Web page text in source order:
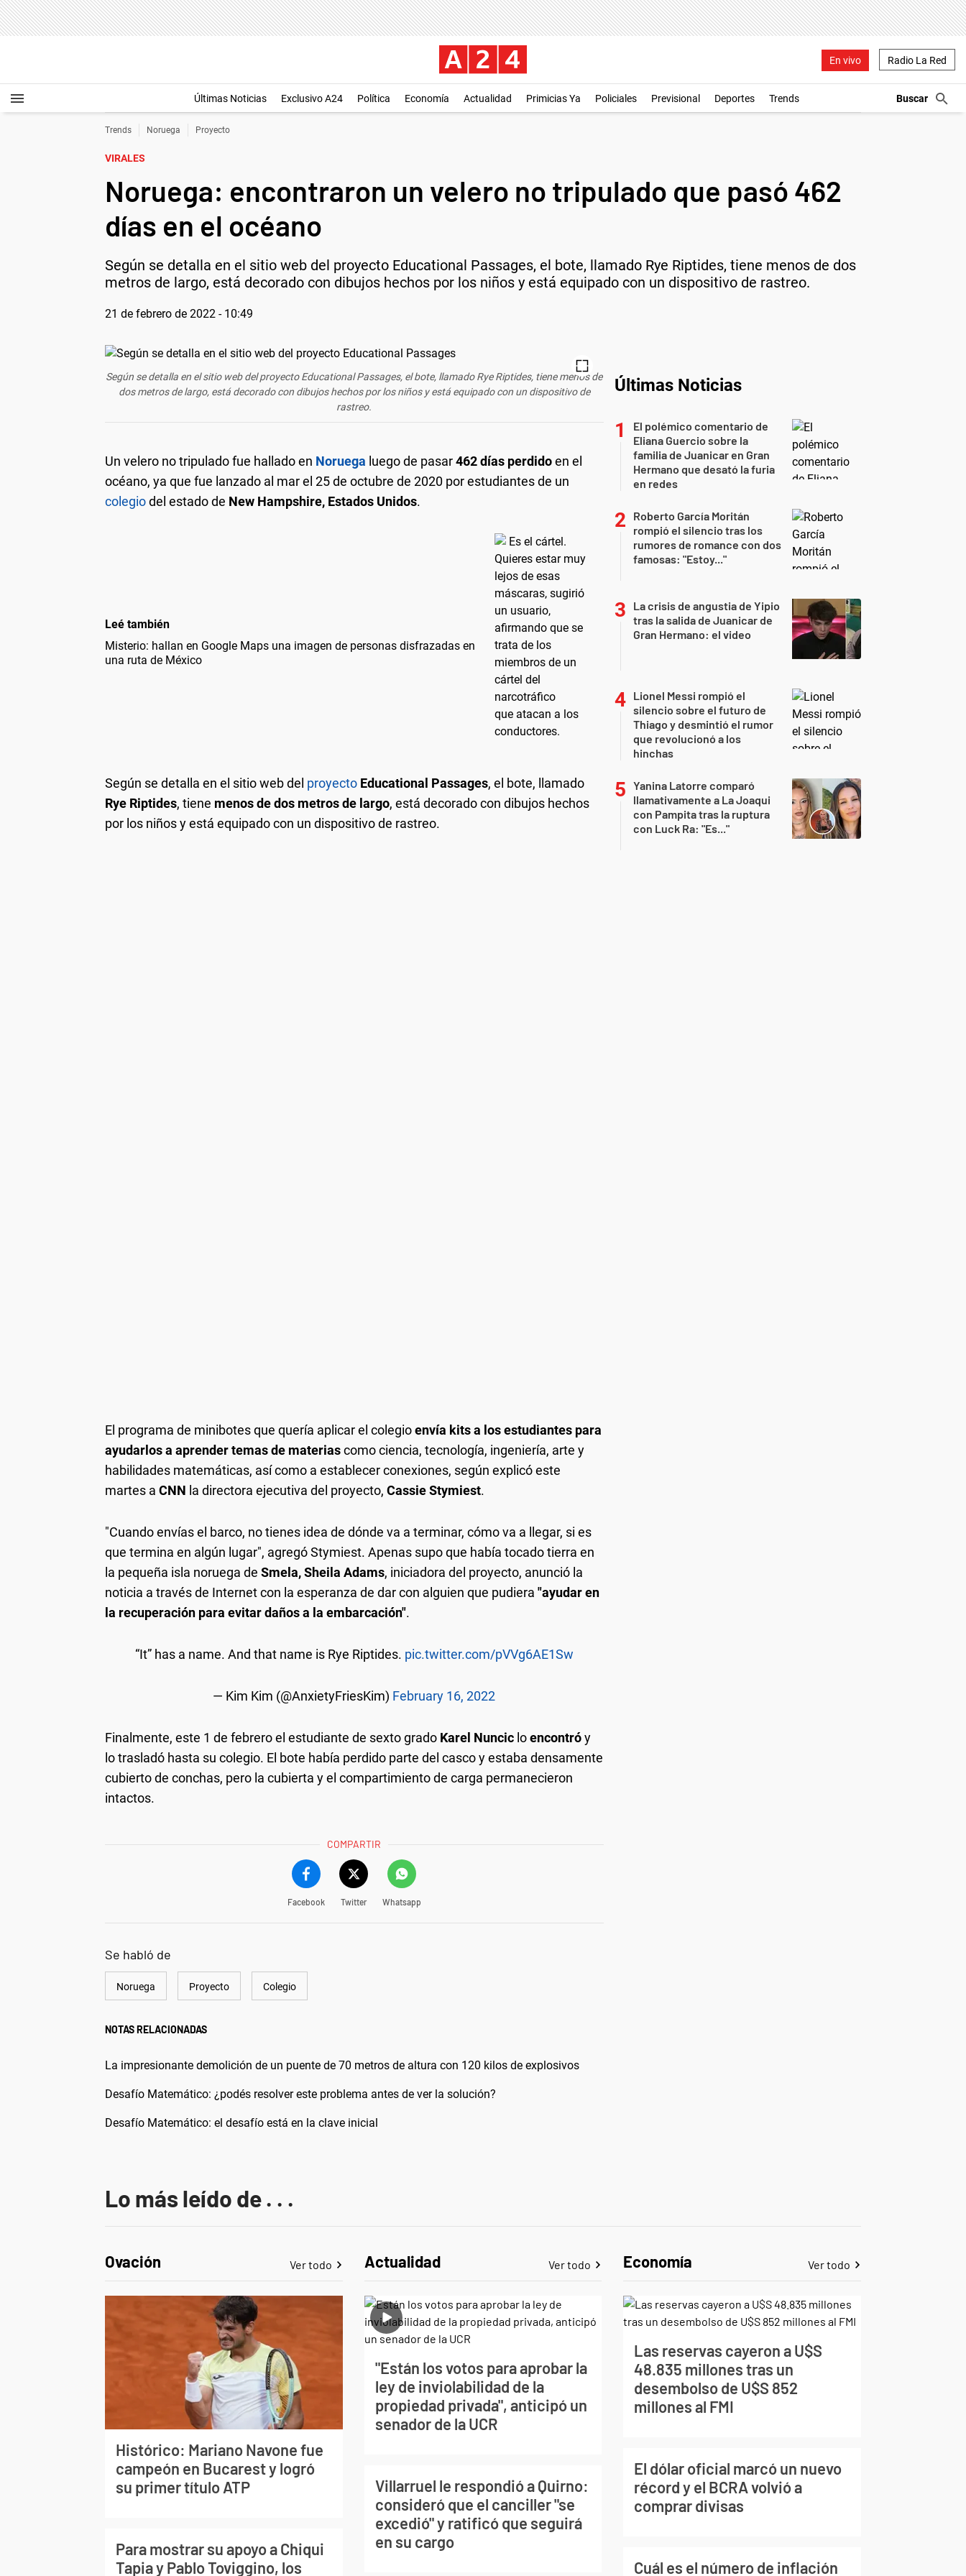
En vivo Radio La Red
Últimas Noticias Exclusivo A24 Política Economía Actualidad Primicias Ya Policiales Previsional Deportes Trends
Trends Noruega Proyecto
VIRALES
Noruega: encontraron un velero no tripulado que pasó 462
días en el océano
Según se detalla en el sitio web del proyecto Educational Passages, el bote, llamado Rye Riptides, tiene menos de dos
metros de largo, está decorado con dibujos hechos por los niños y está equipado con un dispositivo de rastreo.
21 de febrero de 2022 - 10:49
Según se detalla en el sitio web del proyecto Educational Passages, el bote, llamado Rye Riptides, tiene menos de
dos metros de largo, está decorado con dibujos hechos por los niños y está equipado con un dispositivo de
rastreo.
Un velero no tripulado fue hallado en Noruega luego de pasar462 días perdidoen el
océano, ya que fue lanzado al mar el 25 de octubre de 2020 por estudiantes de un
colegiodel estado de New Hampshire, Estados Unidos.
Leé también
Misterio: hallan en Google Maps una imagen de personas disfrazadas en
una ruta de México
Según se detalla en el sitio web del proyecto Educational Passages, el bote, llamado
Rye Riptides, tiene menos de dos metros de largo, está decorado con dibujos hechos
por los niños y está equipado con un dispositivo de rastreo.
El programa de minibotes que quería aplicar el colegioenvía kits a los estudiantes para
ayudarlos a aprender temas de materiascomo ciencia, tecnología, ingeniería, arte y
habilidades matemáticas, así como a establecer conexiones, según explicó este
martes a CNN la directora ejecutiva del proyecto, Cassie Stymiest.
"Cuando envías el barco, no tienes idea de dónde va a terminar, cómo va a llegar, si es
que termina en algún lugar", agregó Stymiest. Apenas supo que había tocado tierra en
la pequeña isla noruega de Smela,Sheila Adams, iniciadora del proyecto, anunció la
noticia a través de Internet con la esperanza de dar con alguien que pudiera "ayudar en
la recuperación para evitar daños a la embarcación".
“It” has a name. And that name is Rye Riptides. pic.twitter.com/pVVg6AE1Sw
— Kim Kim (@AnxietyFriesKim) February 16, 2022
Finalmente, este 1 de febrero el estudiante de sexto grado Karel Nuncic loencontróy
lo trasladó hasta su colegio. El bote había perdido parte del casco y estaba densamente
cubierto de conchas, pero la cubierta y el compartimiento de carga permanecieron
intactos.
COMPARTIR
Facebook Twitter Whatsapp
Se habló de
Noruega Proyecto Colegio
NOTAS RELACIONADAS
La impresionante demolición de un puente de 70 metros de altura con 120 kilos de explosivos
Desafío Matemático: ¿podés resolver este problema antes de ver la solución?
Desafío Matemático: el desafío está en la clave inicial
Últimas Noticias
El polémico comentario de
Eliana Guercio sobre la
familia de Juanicar en Gran
Hermano que desató la furia
en redes
Roberto García Moritán
rompió el silencio tras los
rumores de romance con dos
famosas: "Estoy..."
La crisis de angustia de Yipio
tras la salida de Juanicar de
Gran Hermano: el video
Lionel Messi rompió el
silencio sobre el futuro de
Thiago y desmintió el rumor
que revolucionó a los
hinchas
Yanina Latorre comparó
llamativamente a La Joaqui
con Pampita tras la ruptura
con Luck Ra: "Es..."
Lo más leído de . . .
Ovación Ver todo
Histórico: Mariano Navone fue
campeón en Bucarest y logró
su primer título ATP
Para mostrar su apoyo a Chiqui
Tapia y Pablo Toviggino, los
Actualidad Ver todo
"Están los votos para aprobar la
ley de inviolabilidad de la
propiedad privada", anticipó un
senador de la UCR
Villarruel le respondió a Quirno:
consideró que el canciller "se
excedió" y ratificó que seguirá
en su cargo
Economía Ver todo
Las reservas cayeron a U$S
48.835 millones tras un
desembolso de U$S 852
millones al FMI
El dólar oficial marcó un nuevo
récord y el BCRA volvió a
comprar divisas
Cuál es el número de inflación